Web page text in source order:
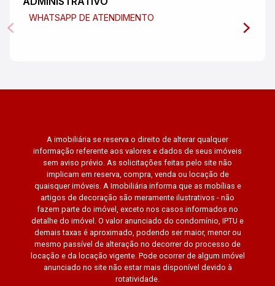
WHATSAPP DE ATENDIMENTO
A imobiliária se reserva o direito de alterar qualquer
informação referente aos valores e dados de seus imóveis
sem aviso prévio. As solicitações feitas pelo site não
implicam em reserva, compra, venda ou locação de
quaisquer imóveis. A Imobiliária informa que as mobílias e
artigos de decoração são meramente ilustrativos - não
fazem parte do imóvel, exceto nos casos informados no
detalhe do imóvel. O valor anunciado do condomínio, IPTU e
demais taxas é aproximado, podendo ser maior, menor ou
mesmo passível de alteração no decorrer do processo de
locação e da locação vigente. Pode ocorrer de algum imóvel
anunciado no site não estar mais disponível devido à
rotatividade.